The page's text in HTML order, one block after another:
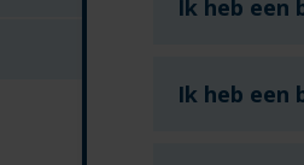
Ik heb een
Ik heb een